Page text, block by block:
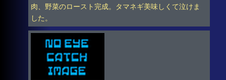
肉、野菜のロースト完成。タマネギ美味しくて泣けま
した。